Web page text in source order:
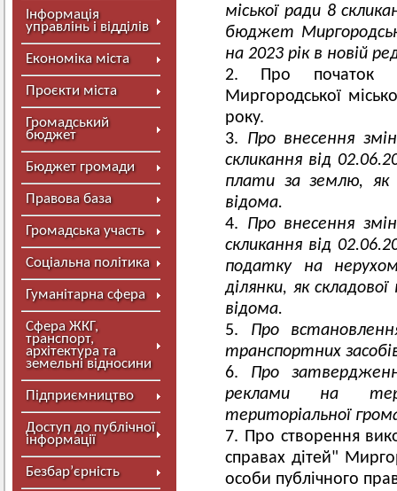
Інформація
управлінь і відділів
Економіка міста
Проєкти міста
Громадський
бюджет
Бюджет громади
Правова база
Громадська участь
Соціальна політика
Гуманітарна сфера
Сфера ЖКГ,
транспорт,
архітектура та
земельні відносини
Підприємництво
Доступ до публічної
інформації
Безбар’єрність
міської ради 8
бюджет
на 2023 рік в новій
Про початок
Миргородської
року.
Про внесення
скликання від
плати за землю, як
відома.
Про внесення
скликання від
податку на
ділянки, як
відома.
Про
транспортних
Про
реклами на
територіальної
Про створення
справах дітей"
особи публічного